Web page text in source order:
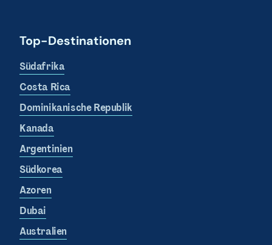
Top-Destinationen
Südafrika
Costa Rica
Dominikanische Republik
Kanada
Argentinien
Südkorea
Azoren
Dubai
Australien